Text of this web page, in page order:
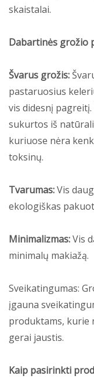
skaistalai.
Dabartinės grožio
Švarus grožis:
pastaruosius
vis didesnį
sukurtos iš
kuriuose nėra
toksinų.
Tvarumas:Vis
ekologiškas
Minimalizmas:Vis
minimalų makiažą.
Sveikatingumas:
įgauna
produktams, kurie
gerai jaustis.
Kaip pasirinkti